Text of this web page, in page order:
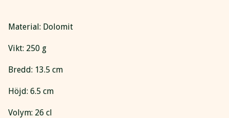
Material: Dolomit
Vikt: 250 g
Bredd: 13.5 cm
Höjd: 6.5 cm
Volym: 26 cl